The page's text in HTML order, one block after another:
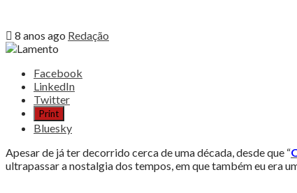
8 anos ago Redação
Share
post
"Lamento
num
evento
de
O
Facebook
LinkedIn
Twitter
Print
Bluesky
Apesar de já ter decorrido cerca de uma década, desde que “
ultrapassar a nostalgia dos tempos, em que também eu era